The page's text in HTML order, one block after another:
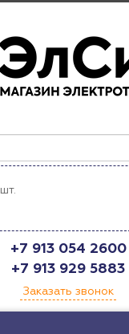
шт.
+7 913 054 2600
+7 913 929 5883
Заказать звонок